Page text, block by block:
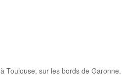
à Toulouse, sur les bords de